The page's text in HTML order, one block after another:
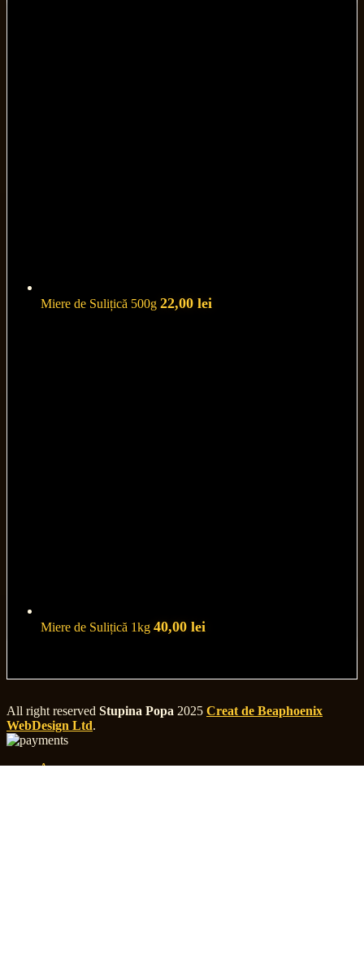
Miere de Sulițică 500g 22,00 lei
Miere de Sulițică 1kg 40,00 lei
All right reserved Stupina Popa 2025 Creat de Beaphoenix
WebDesign Ltd.
Acasa